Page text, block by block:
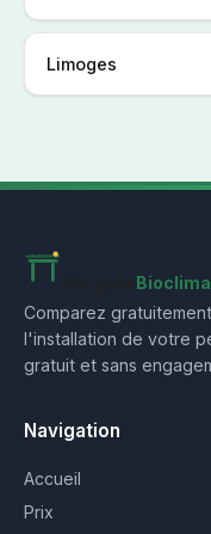
Limoges
Comparez
l'installation de votre
gratuit et sans
Navigation
Accueil
Prix